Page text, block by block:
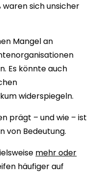
waren sich unsicher
Mangel an
Es könnte auch
widerspiegeln.
prägt – und wie – ist
von Bedeutung.
mehr oder
häufiger auf